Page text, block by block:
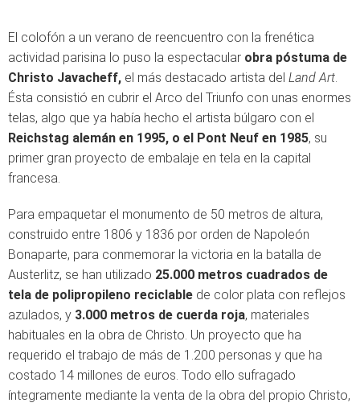
El colofón a un verano de reencuentro con la frenética
actividad parisina lo puso la espectacular obra póstuma de
Christo Javacheff, el más destacado artista del Land Art.
Ésta consistió en cubrir el Arco del Triunfo con unas enormes
telas, algo que ya había hecho el artista búlgaro con el
Reichstag alemán en 1995, o el Pont Neuf en 1985, su
primer gran proyecto de embalaje en tela en la capital
francesa.
Para empaquetar el monumento de 50 metros de altura,
construido entre 1806 y 1836 por orden de Napoleón
Bonaparte, para conmemorar la victoria en la batalla de
Austerlitz, se han utilizado 25.000 metros cuadrados de
tela de polipropileno reciclable de color plata con reflejos
azulados, y 3.000 metros de cuerda roja, materiales
habituales en la obra de Christo. Un proyecto que ha
requerido el trabajo de más de 1.200 personas y que ha
costado 14 millones de euros. Todo ello sufragado
íntegramente mediante la venta de la obra del propio Christo,